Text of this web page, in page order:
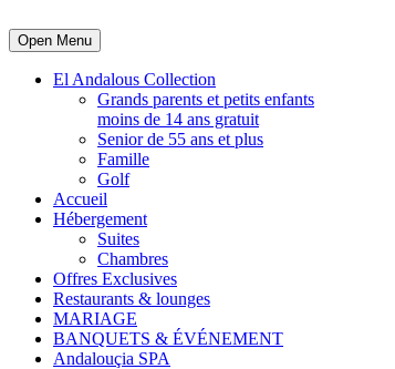
Open Menu
El Andalous Collection
Grands parents et petits enfants
moins de 14 ans gratuit
Senior de 55 ans et plus
Famille
Golf
Accueil
Hébergement
Suites
Chambres
Offres Exclusives
Restaurants & lounges
MARIAGE
BANQUETS & ÉVÉNEMENT
Andalouçia SPA